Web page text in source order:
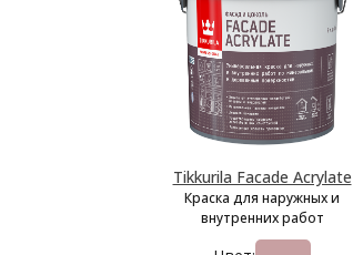
Tikkurila Facade Acrylate
Краска для наружных и
внутренних работ